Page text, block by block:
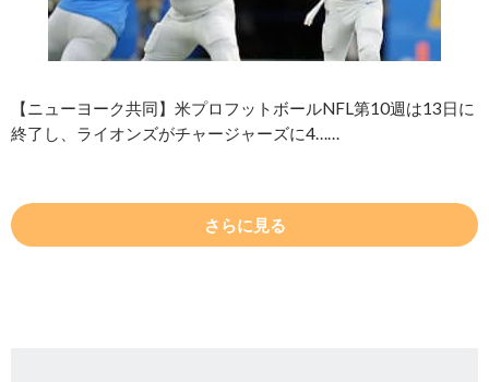
【ニューヨーク共同】米プロフットボールNFL第10週は13日に
終了し、ライオンズがチャージャーズに4……
さらに見る